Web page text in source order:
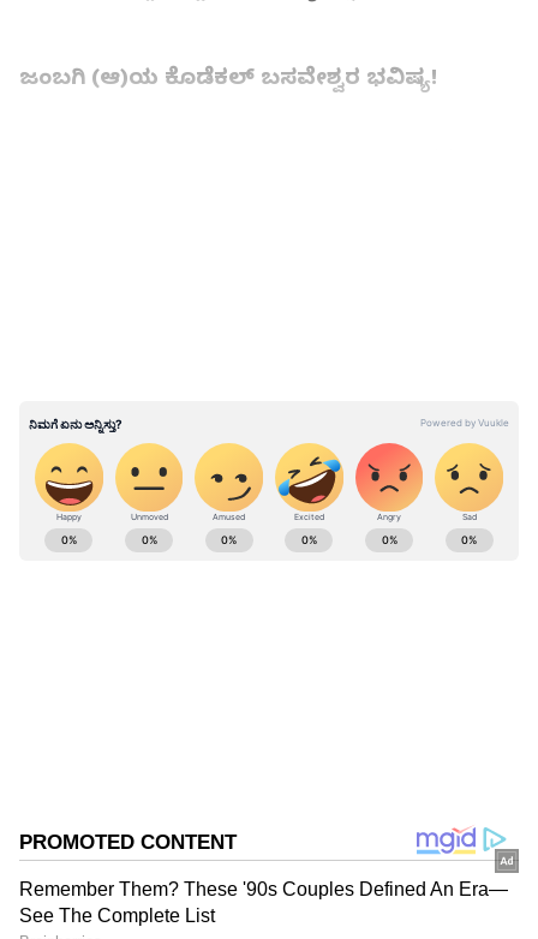
ಜಂಬಗಿ (ಆ)ಯ ಕೊಡೆಕಲ್‌ ಬಸವೇಶ್ವರ ಭವಿಷ್ಯ!
ABOUT THE AUTHOR